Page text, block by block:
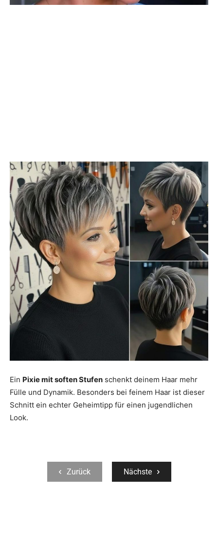
Ein Pixie mit soften Stufen schenkt deinem Haar mehr
Fülle und Dynamik. Besonders bei feinem Haar ist dieser
Schnitt ein echter Geheimtipp für einen jugendlichen
Look.
Zurück Nächste